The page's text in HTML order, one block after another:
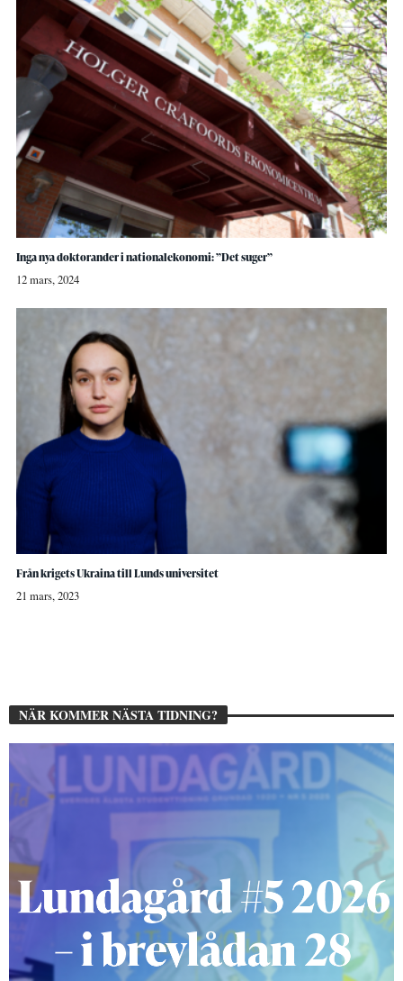
Inga nya doktorander i nationalekonomi: ”Det suger”
12 mars, 2024
Från krigets Ukraina till Lunds universitet
21 mars, 2023
NÄR KOMMER NÄSTA TIDNING?